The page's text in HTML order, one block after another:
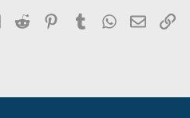
LinkedInReddit PinterestTumblrWhatsApp
Email